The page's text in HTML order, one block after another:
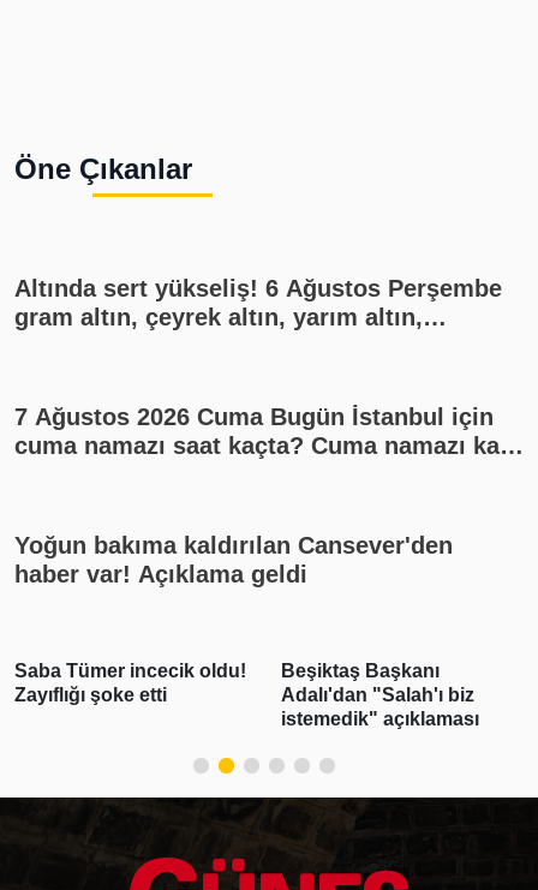
Öne Çıkanlar
Altında sert yükseliş! 6 Ağustos Perşembe
gram altın, çeyrek altın, yarım altın,
7 Ağustos 2026 Cuma Bugün İstanbul için
cuma namazı saat kaçta? Cuma namazı kaç
Yoğun bakıma kaldırılan Cansever'den
haber var! Açıklama geldi
Saba Tümer incecik oldu!
Zayıflığı şoke etti
Beşiktaş Başkanı
Adalı'dan "Salah'ı biz
istemedik" açıklaması